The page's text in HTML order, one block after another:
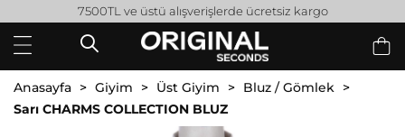
7500TL ve üstü alışverişlerde ücretsiz kargo
Anasayfa Giyim Üst Giyim
Bluz / Gömlek
Sarı CHARMS COLLECTION BLUZ